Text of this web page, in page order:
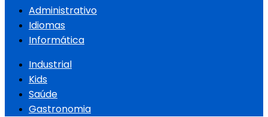
Administrativo
Idiomas
Informática
Industrial
Kids
Saúde
Gastronomia